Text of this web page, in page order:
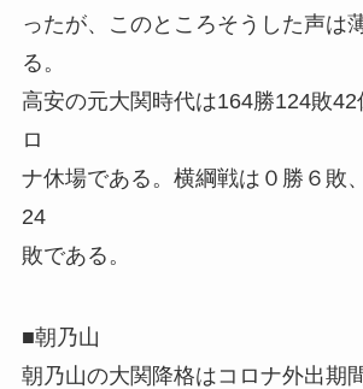
ったが、このところそうした声は
る。
高安の元大関時代は164勝124敗42
ロ
ナ休場である。横綱戦は０勝６敗
24
敗である。
■朝乃山
朝乃山の大関降格はコロナ外出期